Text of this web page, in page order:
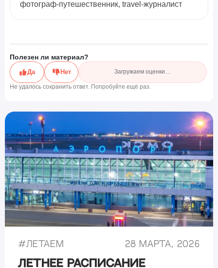
фотограф-путешественник, travel-журналист
Полезен ли материал?
Да Нет Загружаем оценки…
Не удалось сохранить ответ. Попробуйте ещё раз.
#Летаем 28 марта, 2026
Летнее расписание